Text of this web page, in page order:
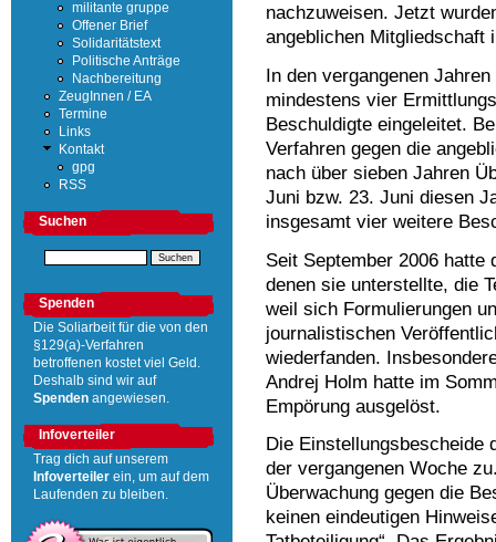
nachzuweisen. Jetzt
angeblichen Mitgliedschaft
In den vergangenen
mindestens vier
Beschuldigte eingeleitet.
Verfahren gegen die
nach über sieben Jahren
Juni bzw. 23. Juni diesen
insgesamt vier weitere
Seit September 2006 hatte
denen sie unterstellte, die
weil sich Formulierungen
journalistischen
wiederfanden.
Andrej Holm hatte im
Empörung ausgelöst.
Die Einstellungsbescheide
der vergangenen Woche
Überwachung gegen die
keinen eindeutigen
militante gruppe
Offener Brief
Solidaritätstext
Politische Anträge
Nachbereitung
ZeugInnen / EA
Termine
Links
Kontakt
gpg
RSS
Suchen
Spenden
Die Soliarbeit für die von den
§129(a)-Verfahren
betroffenen kostet viel Geld.
Deshalb sind wir auf
Spenden angewiesen.
Infoverteiler
Trag dich auf unserem
Infoverteiler ein, um auf dem
Laufenden zu bleiben.